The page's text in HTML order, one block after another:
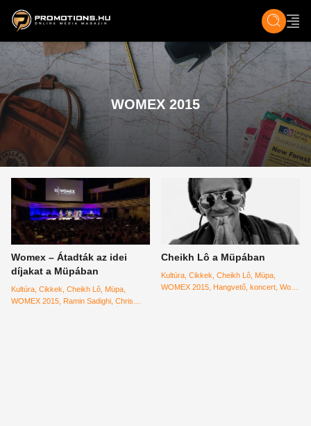
ZENE, FILM & KULT ÉLET TECH &
WOMEX 2015
Womex – Átadták az idei
díjakat a Müpában
Kultúra Cikkek Cheikh Lô Müpa
WOMEX 2015 Ramin Sadighi Chris
Cheikh Lô a Müpában
Kultúra Cikkek Cheikh Lô Müpa
WOMEX 2015 Hangvető koncert World